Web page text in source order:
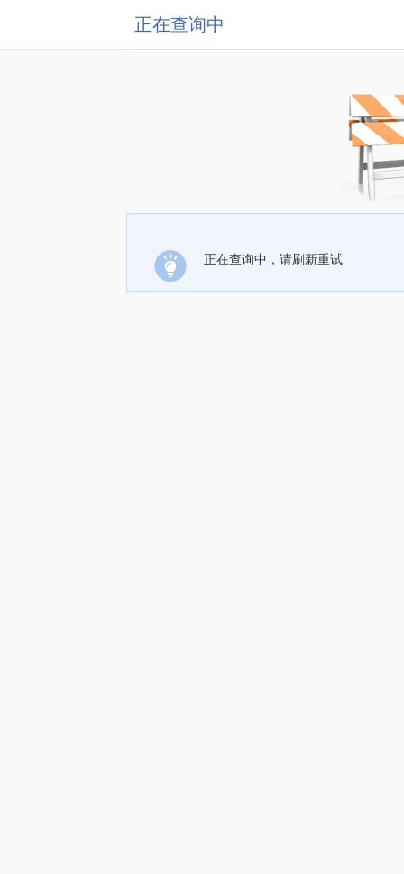
正在查询中
正在查询中，请刷新重试